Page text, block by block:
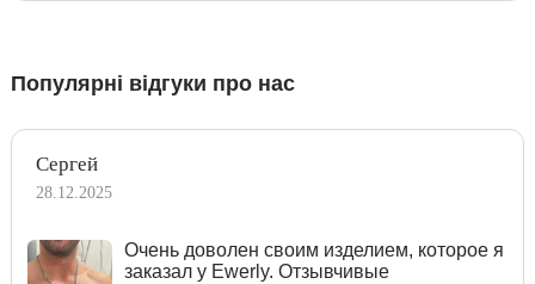
Популярні відгуки про нас
Сергей
28.12.2025
Очень доволен своим изделием, которое я
заказал у Ewerly. Отзывчивые